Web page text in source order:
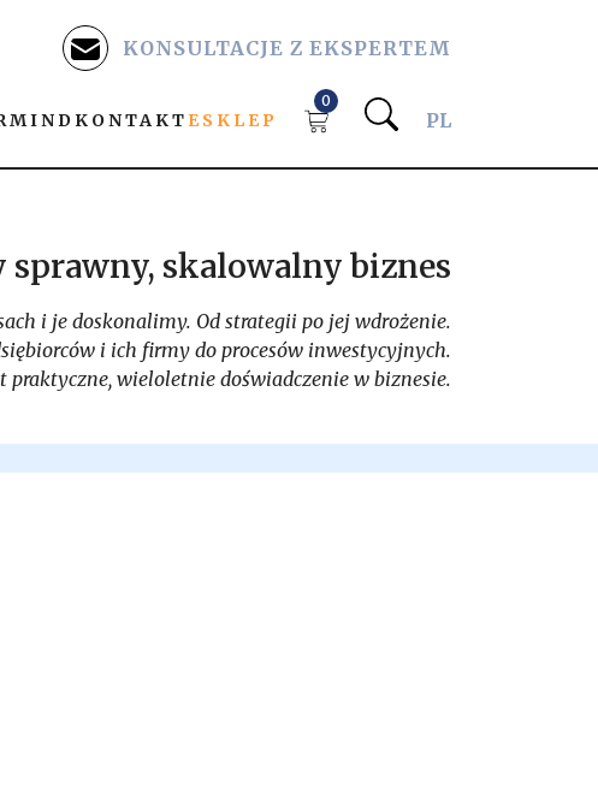
KONSULTACJE Z EKSPERTEM
KONTAKT ESKLEP
0
PL
skalowalny biznes
i je doskonalimy. Od strategii po jej wdrożenie.
i ich firmy do procesów inwestycyjnych.
praktyczne, wieloletnie doświadczenie w biznesie.